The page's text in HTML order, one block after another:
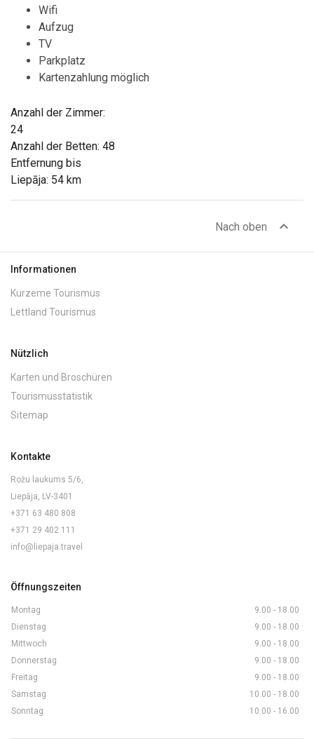
Anzahl der Zimmer:
24
Anzahl der Betten: 48
Entfernung bis
Liepāja: 54 km
Wifi
Aufzug
TV
Parkplatz
Kartenzahlung möglich
Nach oben expand_less
Informationen
Kurzeme Tourismus
Lettland Tourismus
Nützlich
Karten und Broschüren
Tourismusstatistik
Sitemap
Kontakte
Rožu laukums 5/6,
Liepāja, LV-3401
+371 63 480 808
+371 29 402 111
info@liepaja.travel
Öffnungszeiten
Montag
9.00 - 18.00
Dienstag
9.00 - 18.00
Mittwoch
9.00 - 18.00
Donnerstag
9.00 - 18.00
Freitag
9.00 - 18.00
Samstag
10.00 - 18.00
Sonntag
10.00 - 16.00